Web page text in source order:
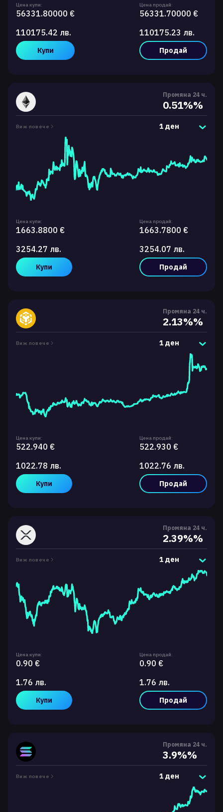
Цена купи:
56331.80000 €
110175.42 лв.
Купи
Цена продай:
56331.70000 €
110175.23 лв.
Продай
Промяна 24 ч.
0.51%%
Виж повече 1 ден
Цена купи:
1663.8800 €
3254.27 лв.
Купи
Цена продай:
1663.7800 €
3254.07 лв.
Продай
Промяна 24 ч.
2.13%%
Виж повече 1 ден
Цена купи:
522.940 €
1022.78 лв.
Купи
Цена продай:
522.930 €
1022.76 лв.
Продай
Промяна 24 ч.
2.39%%
Виж повече 1 ден
Цена купи:
0.90 €
1.76 лв.
Купи
Цена продай:
0.90 €
1.76 лв.
Продай
Промяна 24 ч.
3.9%%
Виж повече 1 ден